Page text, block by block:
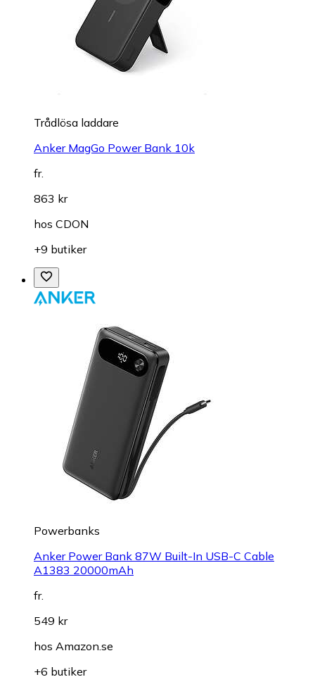
Trådlösa laddare
Anker MagGo Power Bank 10k
fr.
863 kr
hos CDON
+9 butiker
Powerbanks
Anker Power Bank 87W Built-In USB-C Cable
A1383 20000mAh
fr.
549 kr
hos Amazon.se
+6 butiker